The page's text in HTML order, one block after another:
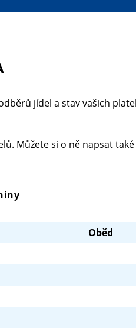
jídel a stav vašich
Můžete si o ně napsat také
Oběd